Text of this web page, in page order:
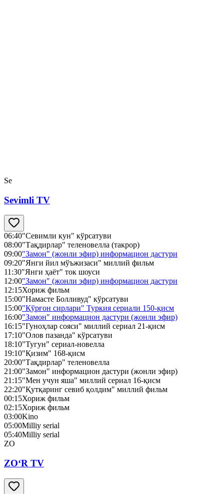
Se
Sevimli TV
06:40"Севимли кун" кўрсатуви
08:00"Тақдирлар" теленовелла (такрор)
09:00"Замон" (жонли эфир) информацион дастури
09:20"Янги йил мўъжизаси" миллий фильм
11:30"Янги ҳаёт" ток шоуси
12:00"Замон" (жонли эфир) информацион дастури
12:15Хориж фильм
15:00"Намасте Болливуд" кўрсатуви
15:00"Қўрғон сирлари" Туркия сериали 150-қисм
16:00"Замон" информацион дастури (жонли эфир)
16:15"Гуноҳлар сояси" миллий сериал 21-қисм
17:10"Олов пазанда" кўрсатуви
18:10"Тугун" сериал-новелла
19:10"Қизим" 168-қисм
20:00"Тақдирлар" теленовелла
21:00"Замон" информацион дастури (жонли эфир)
21:15"Мен учун яша" миллий сериал 16-қисм
22:20"Қутқаринг севиб қолдим" миллий фильм
00:15Хориж фильм
02:15Хориж фильм
03:00Kino
05:00Milliy serial
05:40Milliy serial
ZO
ZO‘R TV